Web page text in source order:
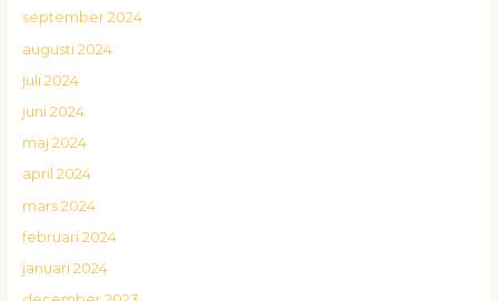
september 2024
augusti 2024
juli 2024
juni 2024
maj 2024
april 2024
mars 2024
februari 2024
januari 2024